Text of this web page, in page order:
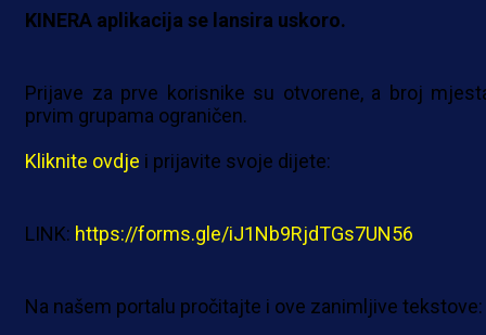
KINERA aplikacija se lansira uskoro.
Prijave za prve korisnike su otvorene, a broj
prvim grupama ograničen.
Kliknite ovdje i prijavite svoje dijete:
LINK: https://forms.gle/iJ1Nb9RjdTGs7UN56
Na našem portalu pročitajte i ove zanimljive tekstove: